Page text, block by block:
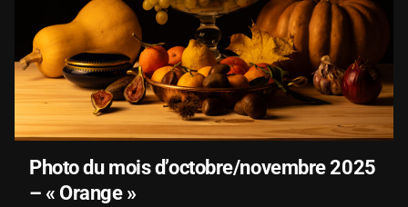
Photo du mois d’octobre/novembre 2025
– « Orange »